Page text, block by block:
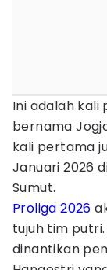
Ini adalah kali
bernama
kali pertama
Januari 2026
Sumut.
Proliga 2026
tujuh tim
dinantikan